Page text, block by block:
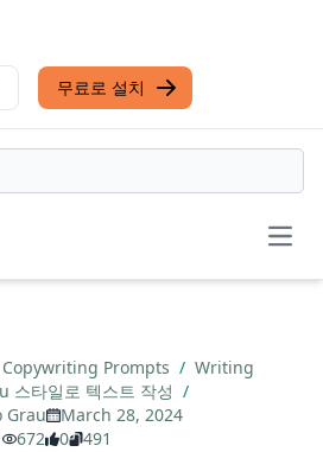
무료로 설치
Copywriting Prompts / Writing
스타일로 텍스트 작성 /
Grau
March 28, 2024
672
0 491